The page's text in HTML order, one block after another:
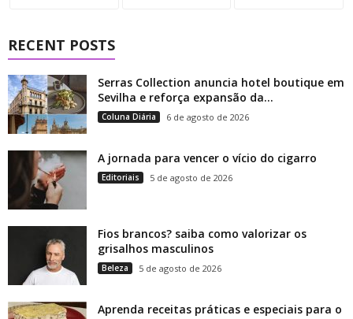
RECENT POSTS
Serras Collection anuncia hotel boutique em
Sevilha e reforça expansão da...
Coluna Diária 6 de agosto de 2026
A jornada para vencer o vício do cigarro
Editoriais 5 de agosto de 2026
Fios brancos? saiba como valorizar os
grisalhos masculinos
Beleza 5 de agosto de 2026
Aprenda receitas práticas e especiais para o